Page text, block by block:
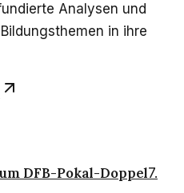
Analysen und
in ihre
DFB-Pokal-Doppel7.